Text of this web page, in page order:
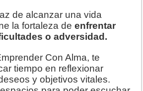
de alcanzar una vida
la fortaleza deenfrentar
o adversidad.
Con Alma, te
tiempo en reflexionar
y objetivos vitales.